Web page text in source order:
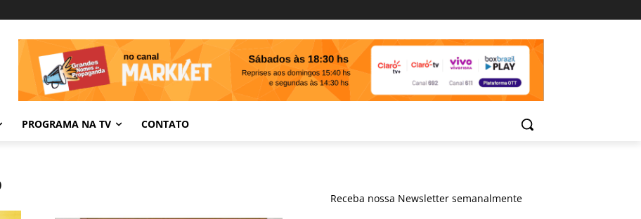
PROGRAMA NA TV CONTATO
Receba nossa Newsletter semanalmente